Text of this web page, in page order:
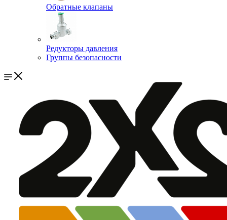
Обратные клапаны
Редукторы давления
Группы безопасности